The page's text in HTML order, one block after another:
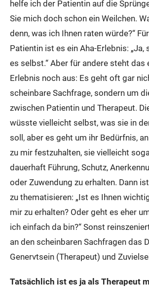
helfe ich der Patientin auf die
Sie mich doch schon ein Weilchen.
denn, was ich Ihnen raten würde?“
Patientin ist es ein Aha-Erlebnis:
es selbst.“ Aber für andere steht das
Erlebnis noch aus: Es geht oft gar
scheinbare Sachfrage, sondern um
zwischen Patientin und Therapeut.
wüsste vielleicht selbst, was sie in
soll, aber es geht um ihr Bedürfnis,
zu mir festzuhalten, sie vielleicht
dauerhaft Führung, Schutz,
oder Zuwendung zu erhalten. Dann
zu thematisieren: „Ist es Ihnen
mir zu erhalten? Oder geht es eher
ich einfach da bin?“ Sonst
an den scheinbaren Sachfragen das
Genervtsein (Therapeut) und
Tatsächlich ist es ja als Therapeut